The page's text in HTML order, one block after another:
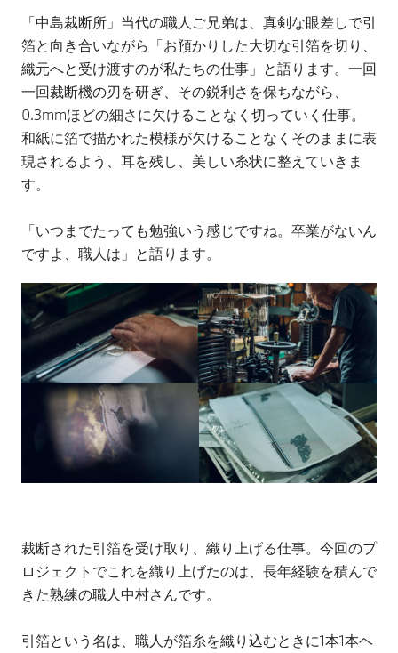
「中島裁断所」当代の職人ご兄弟は、真剣な眼差しで引
箔と向き合いながら「お預かりした大切な引箔を切り、
織元へと受け渡すのが私たちの仕事」と語ります。一回
一回裁断機の刃を研ぎ、その鋭利さを保ちながら、
0.3mmほどの細さに欠けることなく切っていく仕事。
和紙に箔で描かれた模様が欠けることなくそのままに表
現されるよう、耳を残し、美しい糸状に整えていきま
す。
「いつまでたっても勉強いう感じですね。卒業がないん
ですよ、職人は」と語ります。
裁断された引箔を受け取り、織り上げる仕事。今回のプ
ロジェクトでこれを織り上げたのは、長年経験を積んで
きた熟練の職人中村さんです。
引箔という名は、職人が箔糸を織り込むときに1本1本ヘ